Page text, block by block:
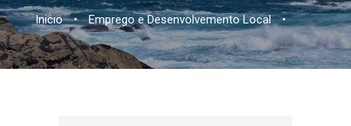
Inicio • Emprego e Desenvolvemento Local •